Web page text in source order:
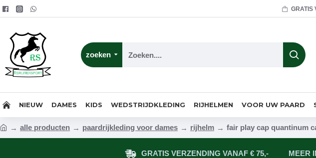
GRATIS
zoeken
NIEUW DAMES KIDS WEDSTRIJDKLEDING RIJHELMEN VOOR UW PAARD
alle producten paardrijkleding voor dames rijhelm fair play cap quantinum
GRATIS VERZENDING VANAF € 75,- MEER